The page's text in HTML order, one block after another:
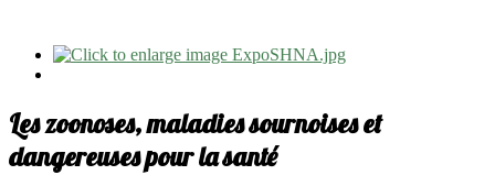
Les zoonoses, maladies sournoises et
dangereuses pour la santé